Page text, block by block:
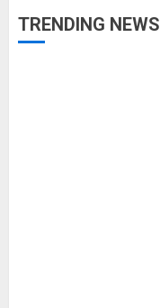
TRENDING NEWS